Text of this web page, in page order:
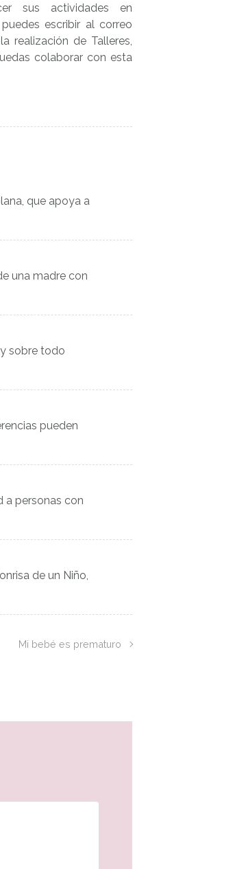
sus actividades en
escribir al correo
realización de Talleres,
colaborar con esta
que apoya a
una madre con
sobre todo
pueden
a personas con
de un Niño,
Mi bebé es prematuro